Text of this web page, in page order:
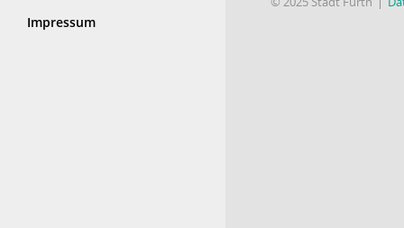
Impressum